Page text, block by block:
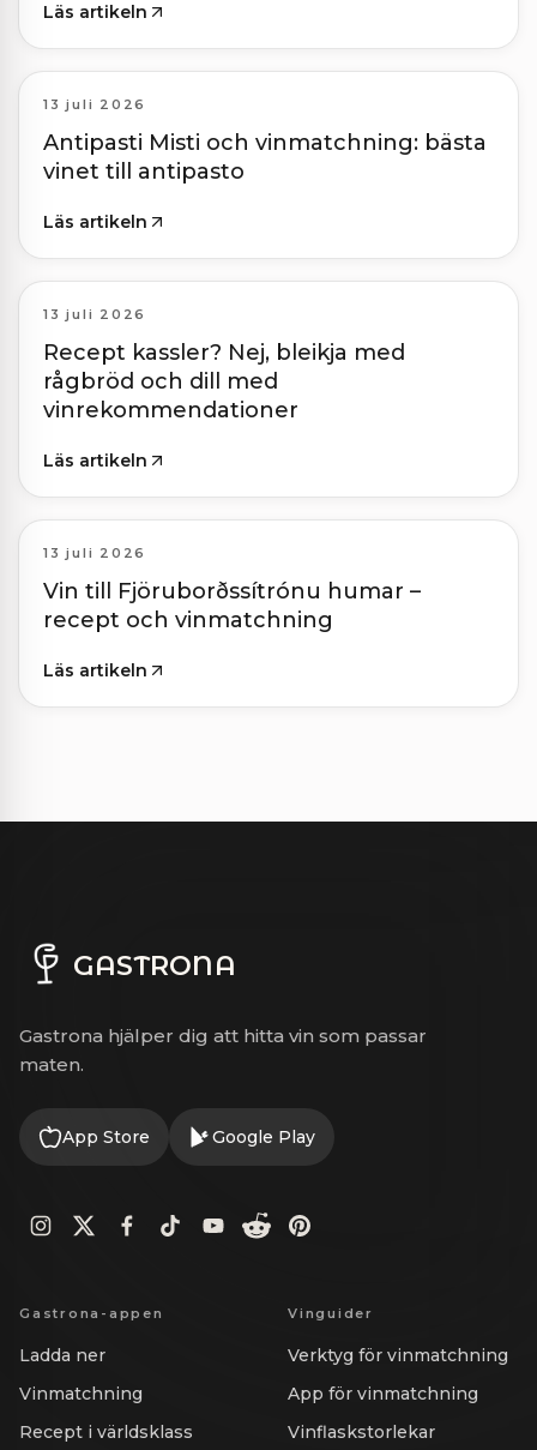
Läs artikeln
13 juli 2026
Antipasti Misti och vinmatchning: bästa
vinet till antipasto
Läs artikeln
13 juli 2026
Recept kassler? Nej, bleikja med
rågbröd och dill med
vinrekommendationer
Läs artikeln
13 juli 2026
Vin till Fjöruborðssítrónu humar –
recept och vinmatchning
Läs artikeln
GASTRONA
Gastrona hjälper dig att hitta vin som passar
maten.
App Store Google Play
Gastrona-appen
Ladda ner
Vinmatchning
Recept i världsklass
Vinguider
Verktyg för vinmatchning
App för vinmatchning
Vinflaskstorlekar